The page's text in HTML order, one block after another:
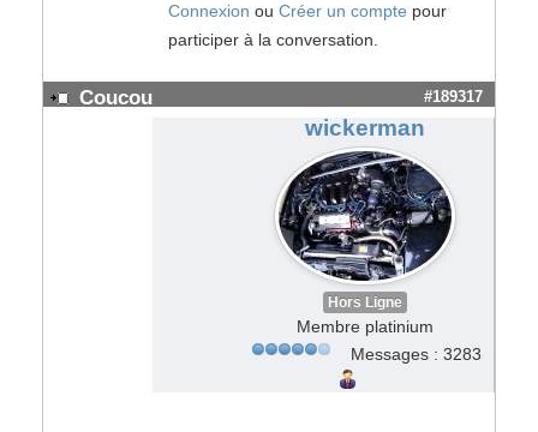
Connexion ou Créer un compte pour
participer à la conversation.
Coucou #189317
wickerman
Hors Ligne
Membre platinium
Messages : 3283